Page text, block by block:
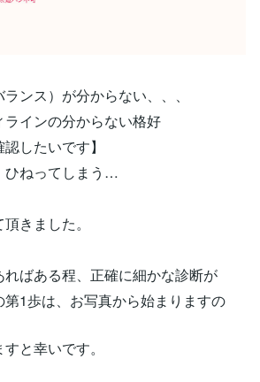
ンス）が分からない、、、
ラインの分からない格好
したいです】
ひねってしまう…
きました。
ばある程、正確に細かな診断が
1歩は、お写真から始まりますの
と幸いです。